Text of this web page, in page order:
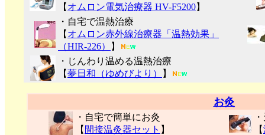
【 オムロン電気治療器 HV-F5200】
・自宅で温熱治療
【 オムロン赤外線治療器「温熱効果」
（HIR-226）
】
・じんわり温める温熱治療
【夢日和（ゆめびより） 】
お灸
・自宅で簡単にお灸
【 間接温灸器セット 】
【